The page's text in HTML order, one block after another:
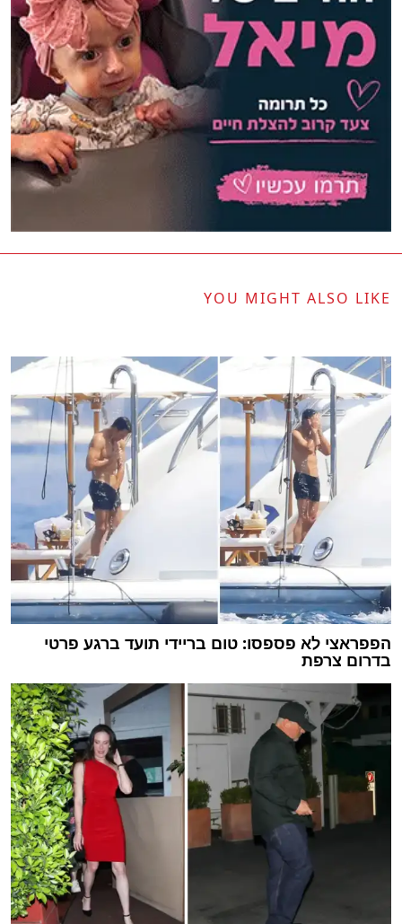
YOU MIGHT ALSO LIKE
הפפראצי לא פספסו: טום בריידי תועד ברגע פרטי
בדרום צרפת